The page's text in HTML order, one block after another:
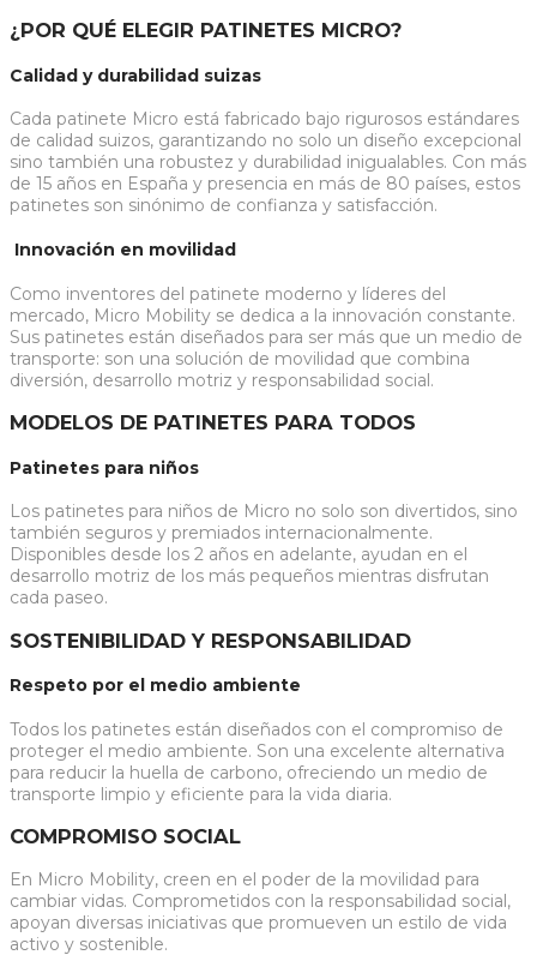
¿POR QUÉ ELEGIR PATINETES MICRO?
Calidad y durabilidad suizas
Cada patinete Micro está fabricado bajo rigurosos estándares
de calidad suizos, garantizando no solo un diseño excepcional
sino también una robustez y durabilidad inigualables. Con más
de 15 años en España y presencia en más de 80 países, estos
patinetes son sinónimo de confianza y satisfacción.
Innovación en movilidad
Como inventores del patinete moderno y líderes del
mercado, Micro Mobility se dedica a la innovación constante.
Sus patinetes están diseñados para ser más que un medio de
transporte: son una solución de movilidad que combina
diversión, desarrollo motriz y responsabilidad social.
MODELOS DE PATINETES PARA TODOS
Patinetes para niños
Los patinetes para niños de Micro no solo son divertidos, sino
también seguros y premiados internacionalmente.
Disponibles desde los 2 años en adelante, ayudan en el
desarrollo motriz de los más pequeños mientras disfrutan
cada paseo.
SOSTENIBILIDAD Y RESPONSABILIDAD
Respeto por el medio ambiente
Todos los patinetes están diseñados con el compromiso de
proteger el medio ambiente. Son una excelente alternativa
para reducir la huella de carbono, ofreciendo un medio de
transporte limpio y eficiente para la vida diaria.
COMPROMISO SOCIAL
En Micro Mobility, creen en el poder de la movilidad para
cambiar vidas. Comprometidos con la responsabilidad social,
apoyan diversas iniciativas que promueven un estilo de vida
activo y sostenible.